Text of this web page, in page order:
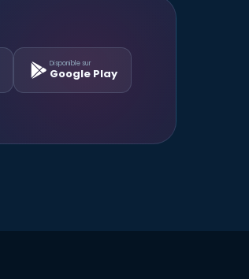
Disponible sur
Google Play